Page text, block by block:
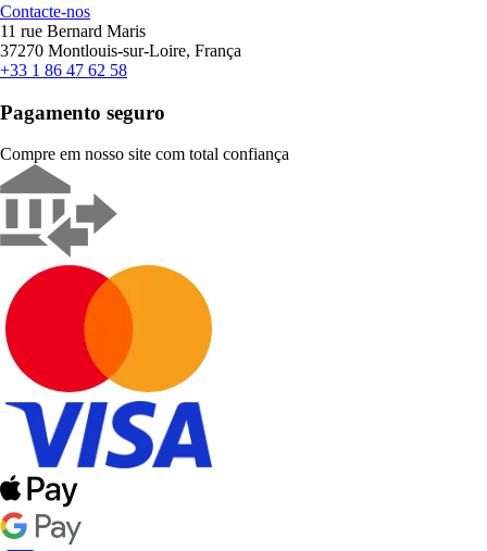
Contacte-nos
11 rue Bernard Maris
37270 Montlouis-sur-Loire, França
+33 1 86 47 62 58
Pagamento seguro
Compre em nosso site com total confiança